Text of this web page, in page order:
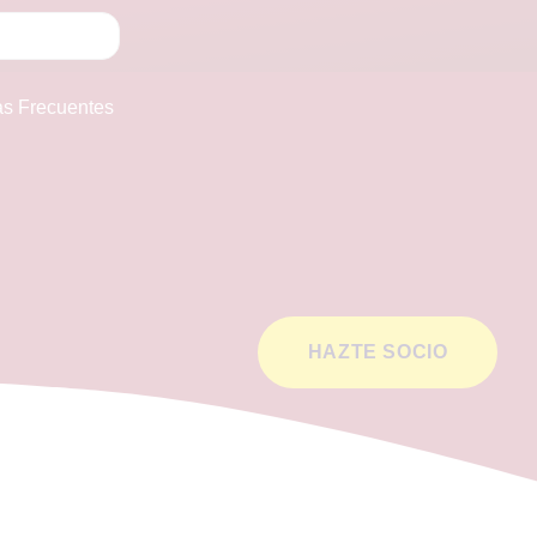
Frecuentes
HAZTE SOCIO